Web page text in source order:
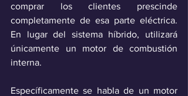
comprar los clientes prescinde
completamente de esa parte eléctrica.
En lugar del sistema híbrido, utilizará
únicamente un motor de combustión
interna.
Específicamente se habla de un motor